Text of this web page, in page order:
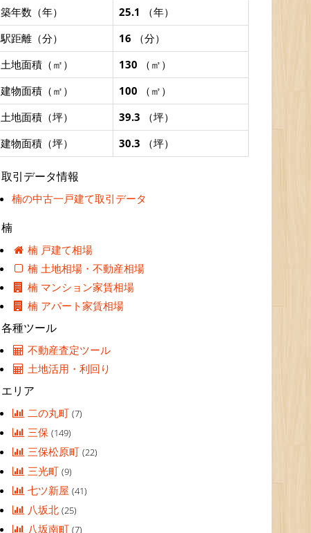
築年数（年）
25.1 （年）
駅距離（分）
16 （分）
土地面積（㎡）
130 （㎡）
建物面積（㎡）
100 （㎡）
土地面積（坪）
39.3 （坪）
建物面積（坪）
30.3 （坪）
取引データ情報
楠の中古一戸建て取引データ
楠
楠 戸建て相場
楠 土地相場・不動産相場
楠 マンション家賃相場
楠 アパート家賃相場
各種ツール
不動産査定ツール
土地活用・利回り
エリア
二の丸町(7)
三保(149)
三保松原町(22)
三光町(9)
七ツ新屋(41)
八坂北(25)
八坂南町(7)